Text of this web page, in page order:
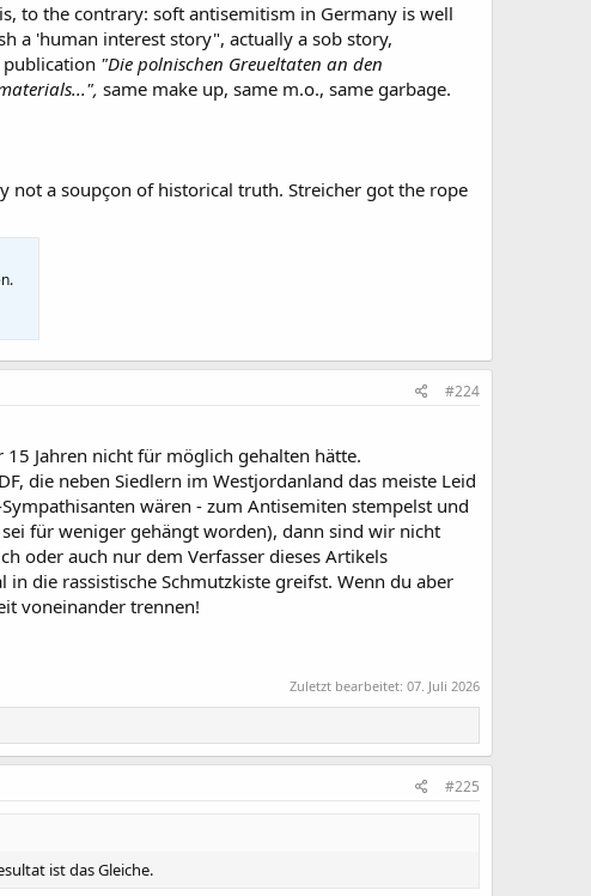
to the contrary: soft antisemitism in Germany is well
a 'human interest story", actually a sob story,
"Die polnischen Greueltaten an den
same make up, same m.o., same garbage.
not a soupçon of historical truth. Streicher got the rope
#224
Jahren nicht für möglich gehalten hätte.
die neben Siedlern im Westjordanland das meiste Leid
wären - zum Antisemiten stempelst und
für weniger gehängt worden), dann sind wir nicht
oder auch nur dem Verfasser dieses Artikels
die rassistische Schmutzkiste greifst. Wenn du aber
voneinander trennen!
Zuletzt bearbeitet: 07. Juli 2026
#225
ist das Gleiche.